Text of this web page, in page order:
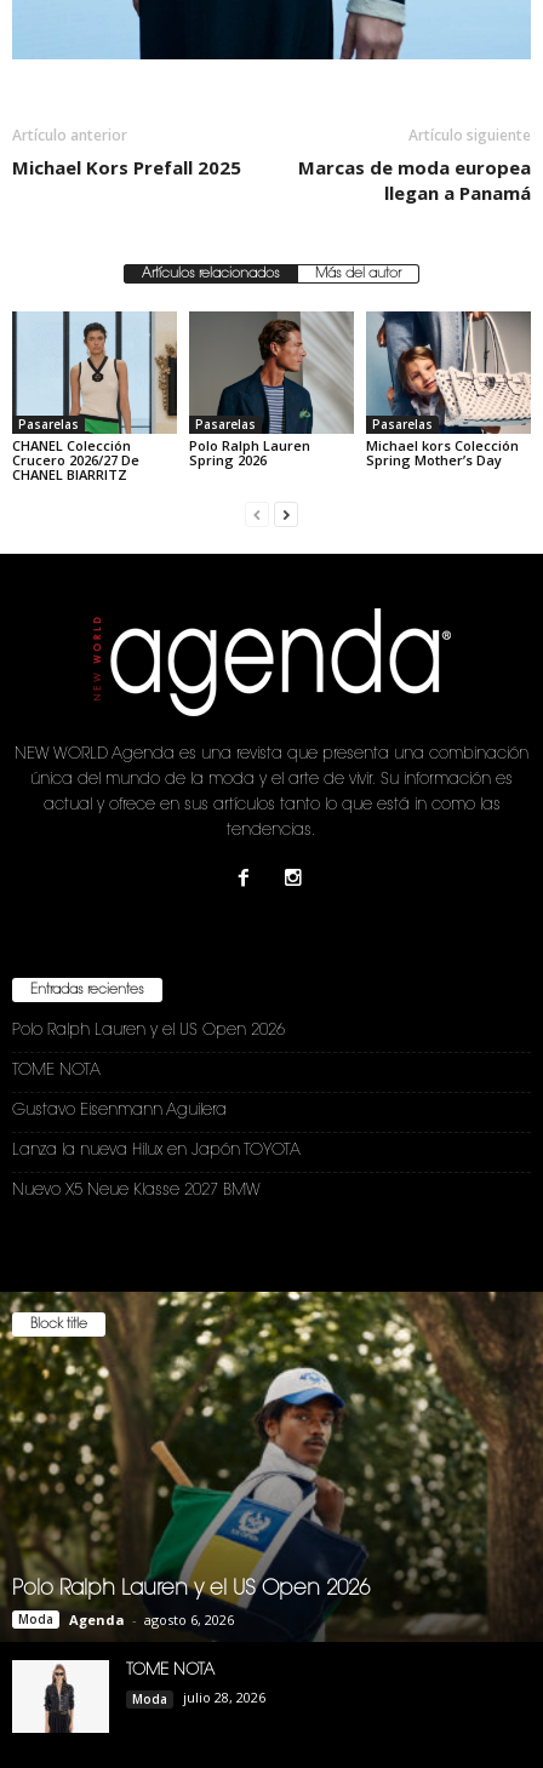
Artículo anterior
Michael Kors Prefall 2025
Artículo siguiente
Marcas de moda europea
llegan a Panamá
Artículos relacionados Más del autor
Pasarelas
CHANEL Colección
Crucero 2026/27 De
CHANEL BIARRITZ
Pasarelas
Polo Ralph Lauren
Spring 2026
Pasarelas
Michael kors Colección
Spring Mother’s Day
NEW WORLD Agenda es una revista que presenta una combinación
única del mundo de la moda y el arte de vivir. Su información es
actual y ofrece en sus artículos tanto lo que está in como las
tendencias.
Entradas recientes
Polo Ralph Lauren y el US Open 2026
TOME NOTA
Gustavo Eisenmann Aguilera
Lanza la nueva Hilux en Japón TOYOTA
Nuevo X5 Neue Klasse 2027 BMW
Block title
Polo Ralph Lauren y el US Open 2026
Moda Agenda - agosto 6, 2026
TOME NOTA
Moda julio 28, 2026